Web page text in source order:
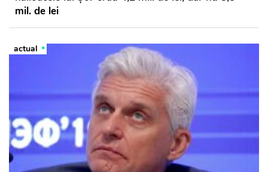
mil. de lei
actual